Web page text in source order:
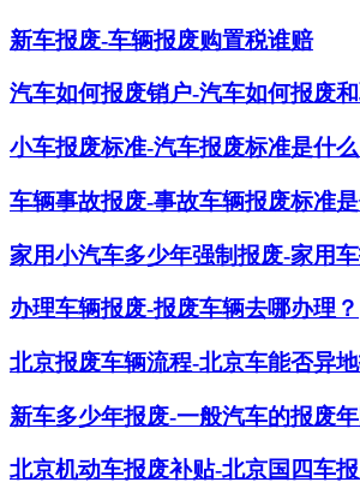
新车报废-车辆报废购置税谁赔
汽车如何报废销户-汽车如何报废
小车报废标准-汽车报废标准是什么
车辆事故报废-事故车辆报废标准
家用小汽车多少年强制报废-家用
办理车辆报废-报废车辆去哪办理？
北京报废车辆流程-北京车能否异
新车多少年报废-一般汽车的报废
北京机动车报废补贴-北京国四车